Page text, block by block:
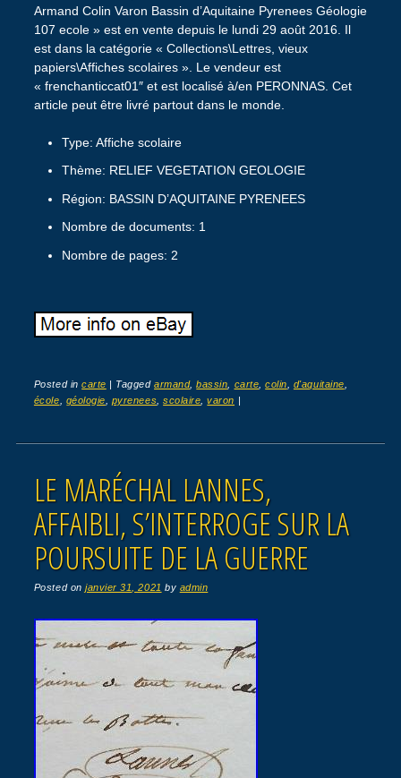
Armand Colin Varon Bassin d’Aquitaine Pyrenees Géologie
107 ecole » est en vente depuis le lundi 29 août 2016. Il
est dans la catégorie « Collections\Lettres, vieux
papiers\Affiches scolaires ». Le vendeur est
« frenchanticcat01″ et est localisé à/en PERONNAS. Cet
article peut être livré partout dans le monde.
Type: Affiche scolaire
Thème: RELIEF VEGETATION GEOLOGIE
Région: BASSIN D’AQUITAINE PYRENEES
Nombre de documents: 1
Nombre de pages: 2
Posted incarte | Taggedarmand,bassin carte ,colin d'aquitaine
école
géologie pyrenees ,scolaire ,varon |
LE MARÉCHAL LANNES,
AFFAIBLI, S’INTERROGE SUR LA
POURSUITE DE LA GUERRE
Posted onjanvier 31, 2021 by admin